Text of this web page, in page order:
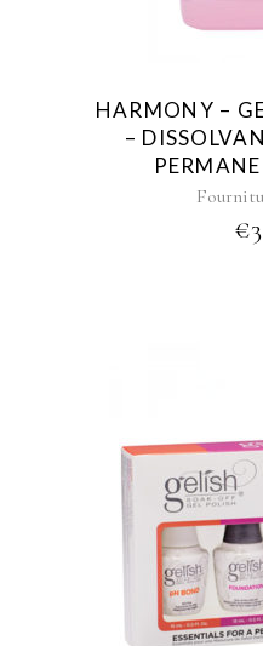
HARMONY –
–
€